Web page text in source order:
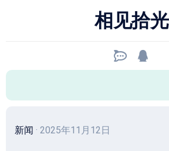
相见拾光
新闻 · 2025年11月12日